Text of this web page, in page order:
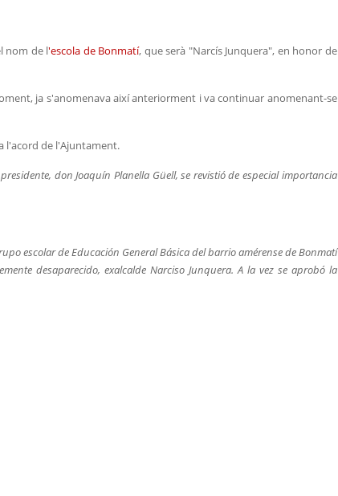
nom de l'escola de Bonmatí, que serà "Narcís Junquera", en honor de
ja s'anomenava així anteriorment i va continuar anomenant-se
l'acord de l'Ajuntament.
don Joaquín Planella Güell, se revistió de especial importancia
escolar de Educación General Básica del barrio amérense de Bonmatí
desaparecido, exalcalde Narciso Junquera. A la vez se aprobó la